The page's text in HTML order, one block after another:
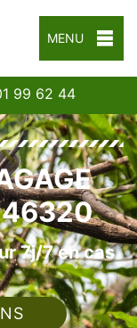
MENU
99 62 44
46320
7j/7 en cas